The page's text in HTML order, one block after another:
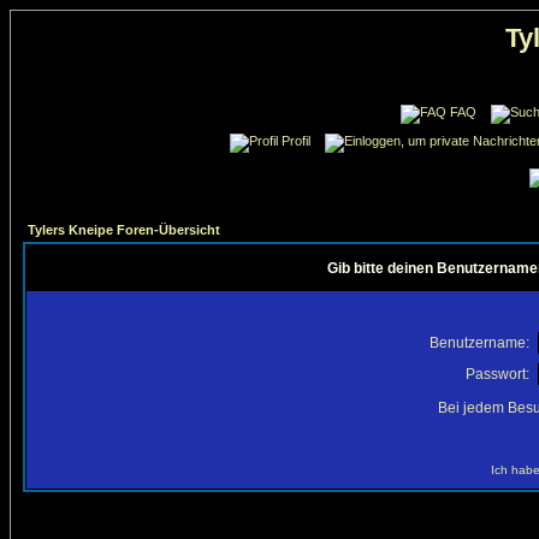
FAQ
Profil
Tylers Kneipe Foren-Übersicht
Gib bitte deinen
Benutzername:
Passwort:
Bei jedem
Ich